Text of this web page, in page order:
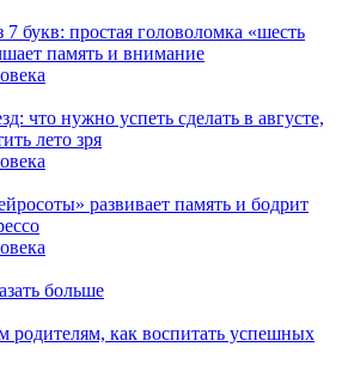
7 букв: простая головоломка «шесть
память и внимание
что нужно успеть сделать в августе,
лето зря
развивает память и бодрит
больше
родителям, как воспитать успешных